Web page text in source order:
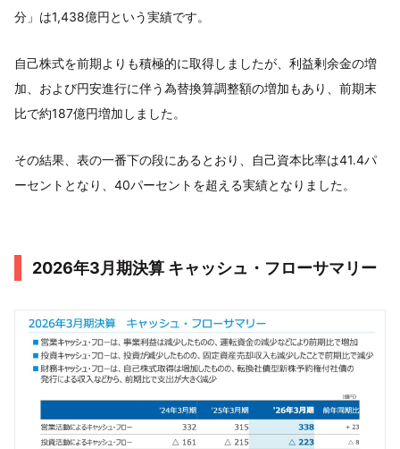
分」は1,438億円という実績です。
自己株式を前期よりも積極的に取得しましたが、利益剰余金の増
加、および円安進行に伴う為替換算調整額の増加もあり、前期末
比で約187億円増加しました。
その結果、表の一番下の段にあるとおり、自己資本比率は41.4パ
ーセントとなり、40パーセントを超える実績となりました。
2026年3月期決算 キャッシュ・フローサマリー